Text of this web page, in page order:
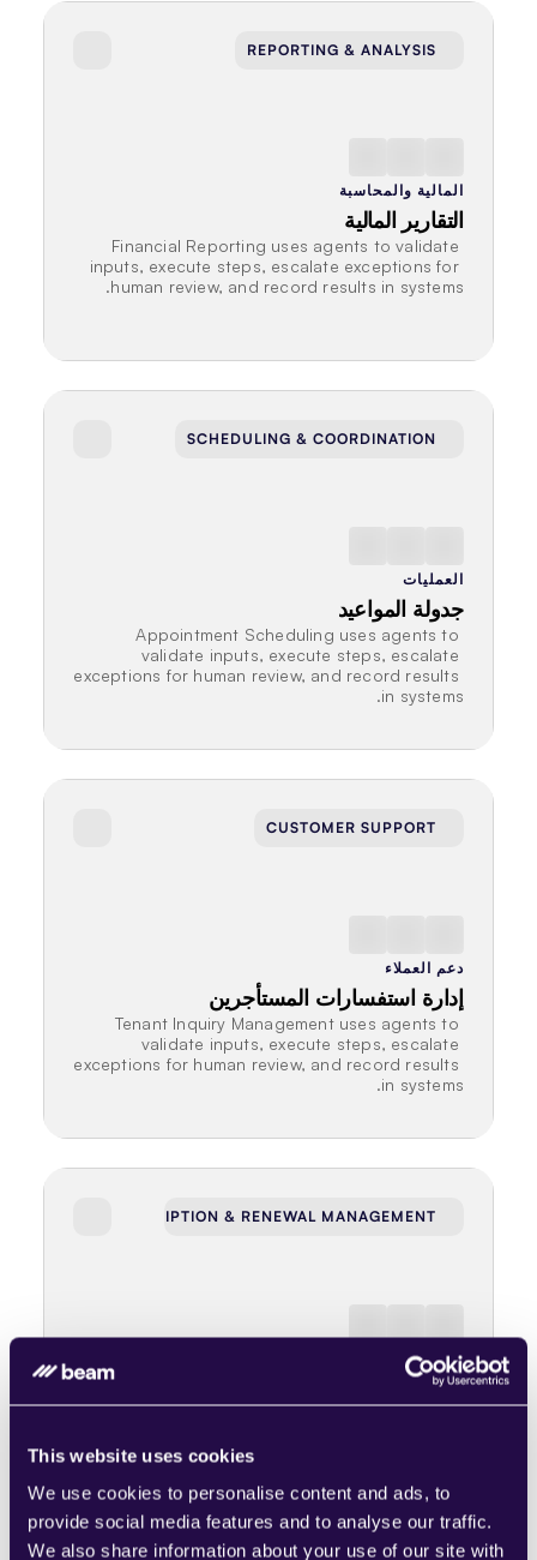
This website uses cookies
We use cookies to personalise content and ads, to
provide social media features and to analyse our traffic.
We also share information about your use of our site with
REPORTING & ANALYSIS
المالية والمحاسبة
التقارير المالية
Financial Reporting uses agents to validate
inputs, execute steps, escalate exceptions for
human review, and record results in systems.
SCHEDULING & COORDINATION
العمليات
جدولة المواعيد
Appointment Scheduling uses agents to
validate inputs, execute steps, escalate
exceptions for human review, and record results
in systems.
CUSTOMER SUPPORT
دعم العملاء
إدارة استفسارات المستأجرين
Tenant Inquiry Management uses agents to
validate inputs, execute steps, escalate
exceptions for human review, and record results
in systems.
SUBSCRIPTION & RENEWAL MANAGEMENT
المالية والمحاسبة
إدارة التجديد
Renewal Management uses agents to validate
human review, and record results in systems.